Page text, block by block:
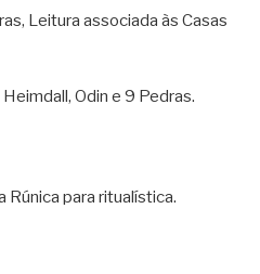
Leitura associada às Casas
Odin e 9 Pedras.
Rúnica para ritualística.